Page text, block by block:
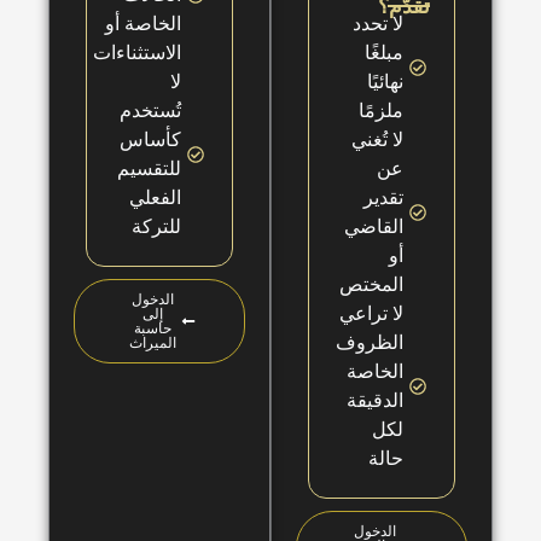
الخاصة أو
الاستثناءات
لا
تُستخدم
كأساس
للتقسيم
الفعلي
للتركة
الدخول
إلى
حاسبة
الميراث